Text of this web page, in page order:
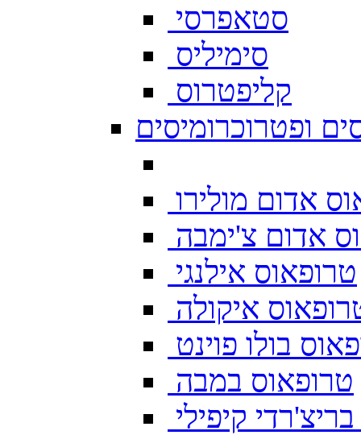
סטאפרסי
סימיליס
קליפטרוס
ופטרוכרומיסים
אדום מולירו
אדום צ'ימבה
טרופאוס אילנגי
איקולה
בולו פוינט
טרופאוס במבה
קיפילי